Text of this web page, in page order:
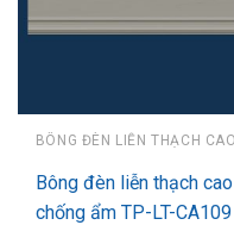
Bông đèn liễn thạch cao
chống ẩm TP-LT-CA109